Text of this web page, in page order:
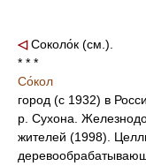
◁Соколо́к (см.).
* * *
Со́кол
город (с 1932) в
р. Сухона.
жителей (1998).